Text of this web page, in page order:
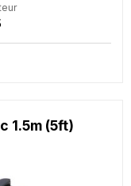
1.5m (5ft)